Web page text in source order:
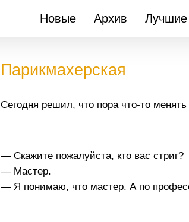
Новые Архив Лучшие
Парикмахерская
Сегодня решил, что пора что-то
— Скажите пожалуйста, кто вас стриг?
— Мастер.
— Я понимаю, что мастер. А по